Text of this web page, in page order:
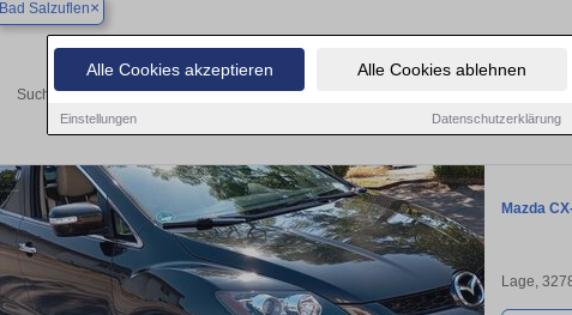
Alle Cookies akzeptieren Alle Cookies ablehnen
Einstellungen Datenschutzerklärung
Bad Salzuflen×
Finden Sie in Bad Salzuflen Ihren
Suchen Sie in Bad Salzuflen einen Mazda CX-7 Gebrauchtwagen? Entdecken Sie
Preisklassen von privat und
Mazda
Lage,